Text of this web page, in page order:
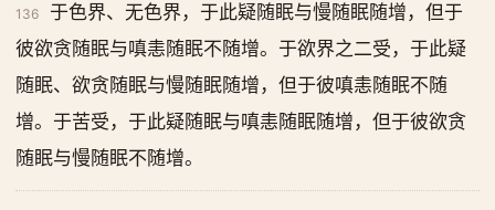
136
于色界、无色界，于此疑随眠与慢随眠随增，但于
彼欲贪随眠与嗔恚随眠不随增。于欲界之二受，于此疑
随眠、欲贪随眠与慢随眠随增，但于彼嗔恚随眠不随
增。于苦受，于此疑随眠与嗔恚随眠随增，但于彼欲贪
随眠与慢随眠不随增。